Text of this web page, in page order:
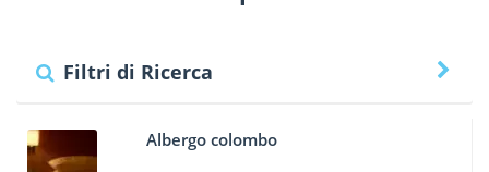
Filtri di Ricerca
Albergo colombo